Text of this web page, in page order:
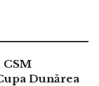
Dunărea